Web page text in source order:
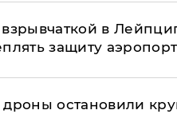
в
защиту
дроны остановили